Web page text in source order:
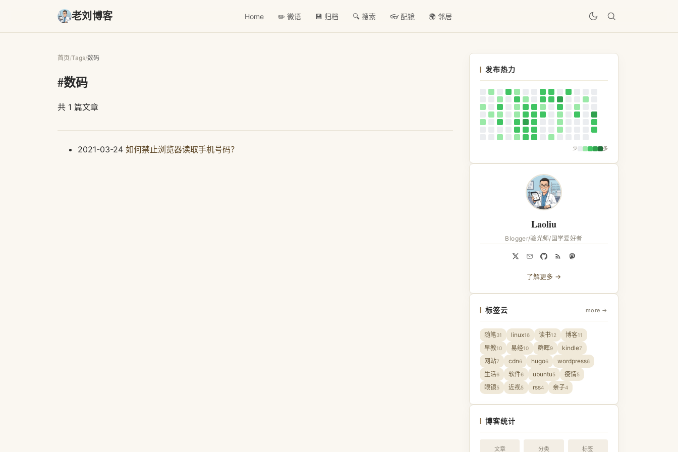
老刘博客 Home ✏️ 微语 💾 归档 🔍 搜索 👓 配镜 🌍 邻居
首页/Tags/数码
#数码
共 1 篇文章
2021-03-24 如何禁止浏览器读取手机号码？
发布热力
少 多
Laoliu
Blogger/验光师/国学爱好者
了解更多 →
标签云 more →
随笔31 linux16 读书12 博客11
早教10 易经10 群晖9 kindle7
网站7 cdn6 hugo6 wordpress6
生活6 软件6 ubuntu5 疫情5
眼镜5 近视5 rss4 亲子4
博客统计
文章 分类 标签